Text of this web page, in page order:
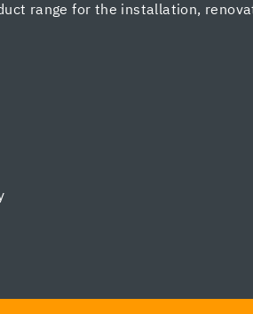
range for the installation,